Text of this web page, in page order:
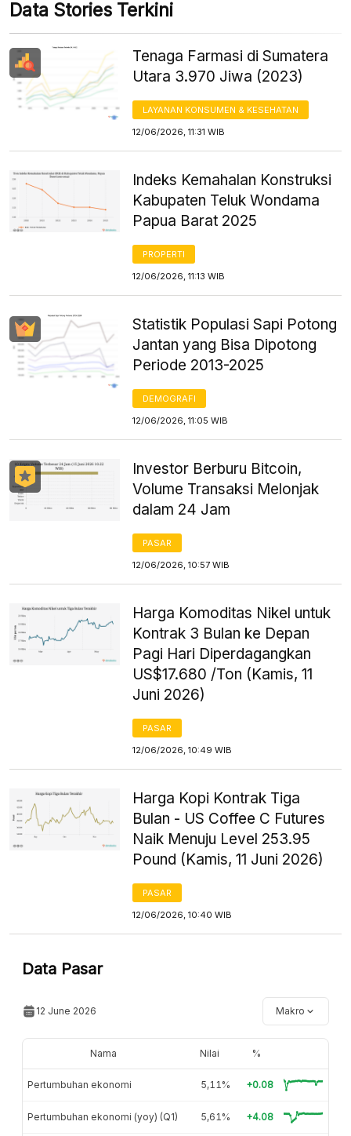
Data Stories Terkini
Tenaga Farmasi di Sumatera
Utara 3.970 Jiwa (2023)
LAYANAN KONSUMEN & KESEHATAN
12/06/2026, 11:31 WIB
Indeks Kemahalan Konstruksi
Kabupaten Teluk Wondama
Papua Barat 2025
PROPERTI
12/06/2026, 11:13 WIB
Statistik Populasi Sapi Potong
Jantan yang Bisa Dipotong
Periode 2013-2025
DEMOGRAFI
12/06/2026, 11:05 WIB
Investor Berburu Bitcoin,
Volume Transaksi Melonjak
dalam 24 Jam
PASAR
12/06/2026, 10:57 WIB
Harga Komoditas Nikel untuk
Kontrak 3 Bulan ke Depan
Pagi Hari Diperdagangkan
US$17.680 /Ton (Kamis, 11
Juni 2026)
PASAR
12/06/2026, 10:49 WIB
Harga Kopi Kontrak Tiga
Bulan - US Coffee C Futures
Naik Menuju Level 253.95
Pound (Kamis, 11 Juni 2026)
PASAR
12/06/2026, 10:40 WIB
Data Pasar
12 June 2026 Makro
Nama Nilai %
Pertumbuhan ekonomi 5,11% +0.08
Pertumbuhan ekonomi (yoy) (Q1) 5,61% +4.08